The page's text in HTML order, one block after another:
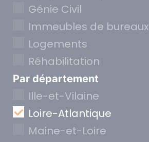
Génie Civil
Immeubles de bureaux
Logements
Réhabilitation
Par département
Ille-et-Vilaine
Loire-Atlantique
Maine-et-Loire